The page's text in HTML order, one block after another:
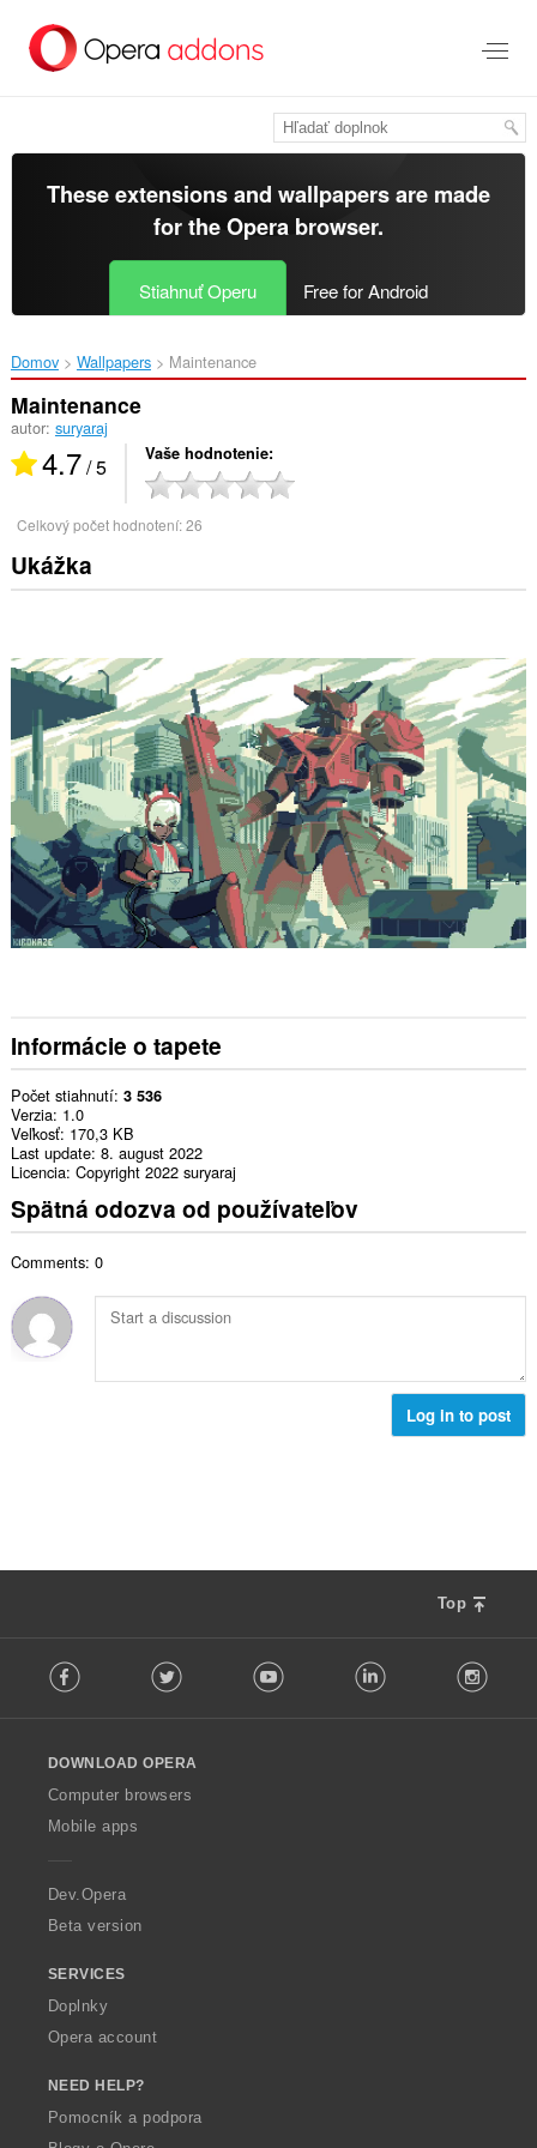
hlavný
These extensions and wallpapers are made
for theOpera browser.
Stiahnuť Operu Free for Android
Domov Wallpapers Maintenance‎
Maintenance
autor: suryaraj
4.7/ 5 Vaše hodnotenie
Celkový počet hodnotení:26
Ukážka
Informácie o tapete
Počet stiahnutí 3 536
Verzia 1.0
Veľkosť 170,3 KB
Last update 8. august 2022
Licencia Copyright 2022 suryaraj
Spätná odozva od používateľov
Comments: 0
Log in to post
Top
o
w
O
p
a
Facebook Twitter Youtube LinkedIn
DOWNLOAD OPERA
Computer browsers
Mobile apps
Dev.Opera
Beta version
SERVICES
Doplnky
Opera account
NEED HELP?
Pomocník a podpora